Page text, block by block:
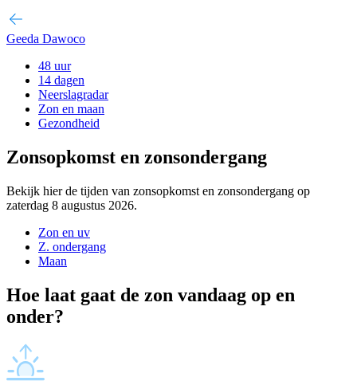
Geeda Dawoco
48 uur
14 dagen
Neerslagradar
Zon en maan
Gezondheid
Zonsopkomst en zonsondergang
Bekijk hier de tijden van zonsopkomst en zonsondergang op
zaterdag 8 augustus 2026.
Zon en uv
Z. ondergang
Maan
Hoe laat gaat de zon vandaag op en
onder?